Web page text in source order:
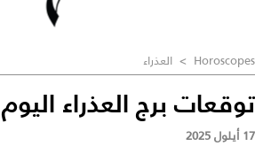
Horoscopes
> العذراء
توقعات برج العذراء اليوم 17/09/2025
17 أيلول 2025